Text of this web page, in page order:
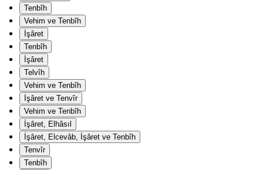
Tenbîh
Vehim ve Tenbîh
İşâret
Tenbîh
İşâret
Telvîh
Vehim ve Tenbîh
İşâret ve Tenvîr
Vehim ve Tenbîh
İşâret, Elhâsıl
İşâret, Elcevâb, İşâret ve Tenbîh
Tenvîr
Tenbîh